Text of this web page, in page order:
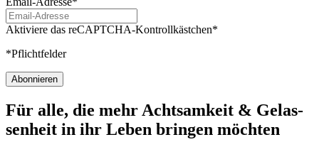
Aktiviere das reCAPTCHA-Kontrollkästchen*
*Pflichtfelder
Abonnieren
Für alle, die mehr Acht­sam­keit & Gelas­
sen­heit in ihr Leben brin­gen möch­ten